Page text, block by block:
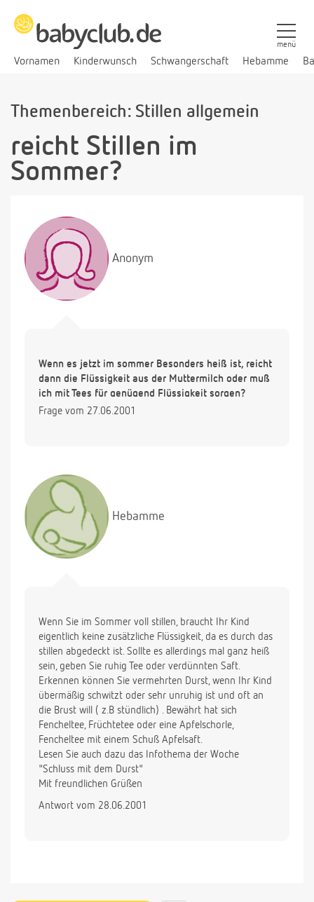
Vornamen Kinderwunsch Schwangerschaft Hebamme
menü
Themenbereich: Stillen allgemein
reicht Stillen im
Sommer?
Anonym
Wenn es jetzt im sommer Besonders heiß ist, reicht
dann die Flüssigkeit aus der Muttermilch oder muß
ich mit Tees für genügend Flüssigkeit sorgen?
Frage vom 27.06.2001
Hebamme
Wenn Sie im Sommer voll stillen, braucht Ihr Kind
eigentlich keine zusätzliche Flüssigkeit, da es durch das
stillen abgedeckt ist. Sollte es allerdings mal ganz heiß
sein, geben Sie ruhig Tee oder verdünnten Saft.
Erkennen können Sie vermehrten Durst, wenn Ihr Kind
übermäßig schwitzt oder sehr unruhig ist und oft an
die Brust will ( z.B stündlich) . Bewährt hat sich
Fencheltee, Früchtetee oder eine Apfelschorle,
Fencheltee mit einem Schuß Apfelsaft.
Lesen Sie auch dazu das Infothema der Woche
"Schluss mit dem Durst"
Mit freundlichen Grüßen
Antwort vom 28.06.2001